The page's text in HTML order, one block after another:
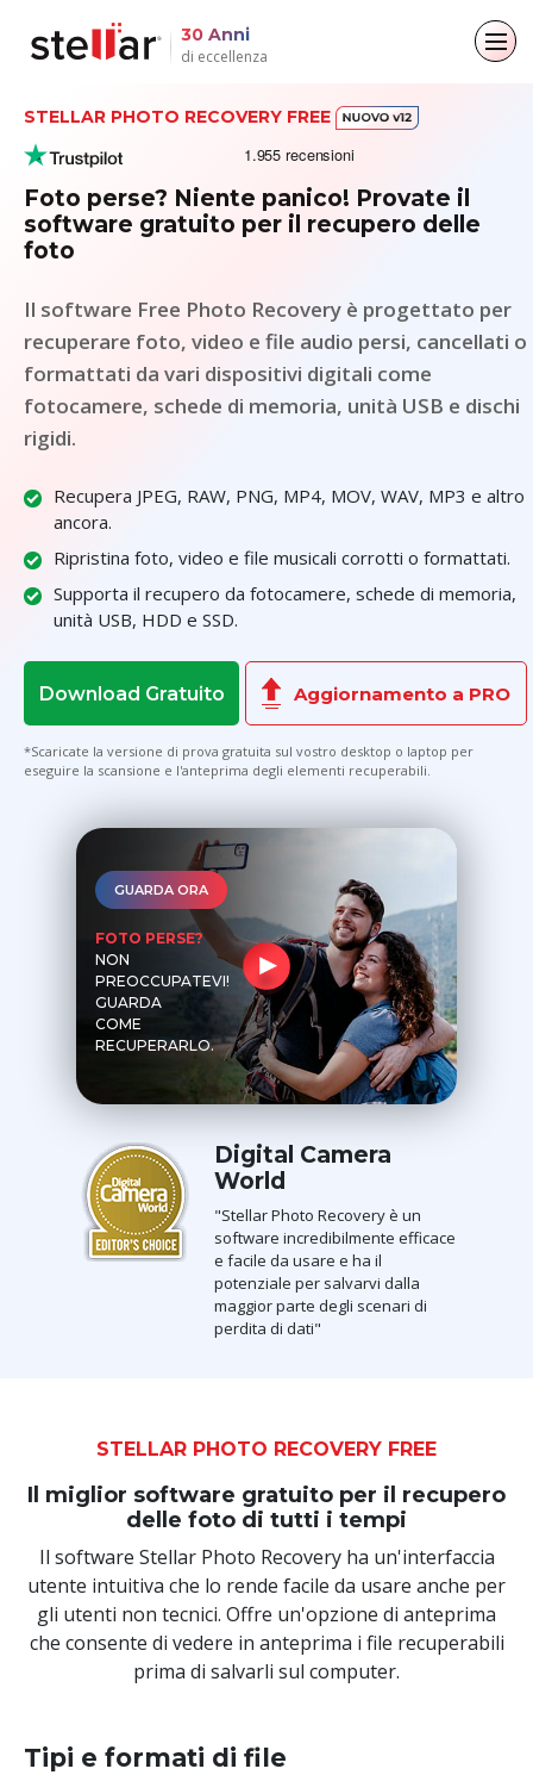
30 Anni
di eccellenza
Torna al menu principale
Per gli individui
Recupero dati
Cancellazione dei dati
Torna al menu principale
Per le aziende
Riparazione via e-mail
File & Riparazione dei file
Recupero dati
Torna al menu principale
Circa
Azienda
Copertura Mediatica
Comunicati Stampa
Torna al menu principale
Risorse
Casi di studio
Articoli
Video
STELLAR PHOTO RECOVERY FREE
Foto perse? Niente panico! Provate il
software gratuito per il recupero delle
foto
Il software Free Photo Recovery è progettato per
recuperare foto, video e file audio persi, cancellati o
formattati da vari dispositivi digitali come
fotocamere, schede di memoria, unità USB e dischi
rigidi.
Recupera JPEG, RAW, PNG, MP4, MOV, WAV, MP3 e altro
ancora.
Ripristina foto, video e file musicali corrotti o formattati.
Supporta il recupero da fotocamere, schede di memoria,
unità USB, HDD e SSD.
Download Gratuito Aggiornamento a PRO
*Scaricate la versione di prova gratuita sul vostro desktop o laptop per
eseguire la scansione e l'anteprima degli elementi recuperabili.
GUARDA ORA
FOTO PERSE?
NON
PREOCCUPATEVI!
GUARDA
COME
RECUPERARLO.
Digital Camera
World
"Stellar Photo Recovery è un
software incredibilmente efficace
e facile da usare e ha il
potenziale per salvarvi dalla
maggior parte degli scenari di
perdita di dati"
STELLAR PHOTO RECOVERY FREE
Il miglior software gratuito per il recupero
delle foto di tutti i tempi
Il software Stellar Photo Recovery ha un'interfaccia
utente intuitiva che lo rende facile da usare anche per
gli utenti non tecnici. Offre un'opzione di anteprima
che consente di vedere in anteprima i file recuperabili
prima di salvarli sul computer.
Tipi e formati di file